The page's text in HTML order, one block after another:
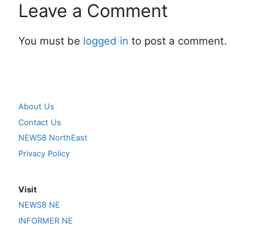
Leave a Comment
You must be logged in to post a comment.
About Us
Contact Us
NEWS8 NorthEast
Privacy Policy
Visit
NEWS8 NE
INFORMER NE